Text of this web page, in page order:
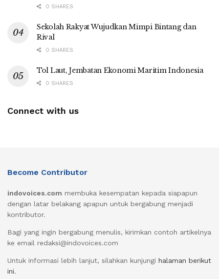
0 SHARES
Sekolah Rakyat Wujudkan Mimpi Bintang dan
Rival
0 SHARES
Tol Laut, Jembatan Ekonomi Maritim Indonesia
0 SHARES
Connect with us
Become Contributor
indovoices.com membuka kesempatan kepada siapapun
dengan latar belakang apapun untuk bergabung menjadi
kontributor.
Bagi yang ingin bergabung menulis, kirimkan contoh artikelnya
ke email redaksi@indovoices.com
Untuk informasi lebih lanjut, silahkan kunjungi halaman berikut
ini.